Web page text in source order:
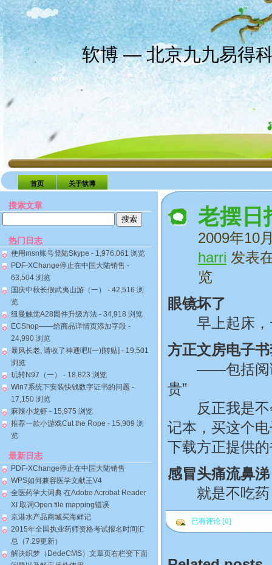
软博 — 北京九九易得
首页 关于软博
搜索文章
热门日志
使用msn账号登陆Skype - 1,976,061 浏览
PDF-XChange停止在中国大陆销售 -
63,504 浏览
国庆中秋长假武夷山游（一）
- 42,516 浏
览
纽曼触觉A28固件升级方法 - 34,918 浏览
ECShop——给商品详情页添加字段 -
24,990 浏览
暴风长老, 请收了神通吧!(一)[转贴] - 19,501
浏览
玩转N97（一）
- 18,823 浏览
Win7系统下安装快钱数字证书的问题 -
17,150 浏览
麻辣小龙虾 - 15,975 浏览
推荐一款小游戏Cut the Rope - 15,909 浏
览
最新日志
PDF-XChange停止在中国大陆销售
WPS如何兼容医学文献王V4
全医药学大词典 在Adobe Acrobat Reader
XI 取词Open file mapping错误
京港水产品商城买海鲜记
2015年全国执业药师资格考试报名时间汇
总（7.29更新）
解决织梦（DedeCMS）文章页右栏变下面
老摆日
2009年10
harri 发表
览
眼镜坏了
早上起床，
方正文房电子
——包括阅读
贵”
反正我是不
记本，买这个
下载方正提供
感冒头痛流鼻涕
就是不吃药
已有评论 [0]